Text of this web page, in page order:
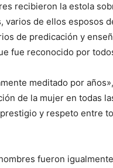
recibieron la estola
varios de ellos esposos
de predicación y
fue reconocido por
meditado por
de la mujer en todas
y respeto entre
fueron